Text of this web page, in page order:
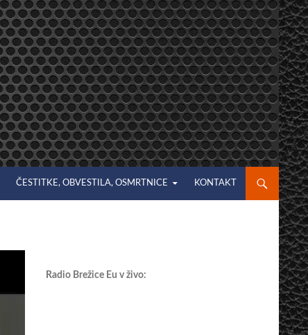
ČESTITKE, OBVESTILA, OSMRTNICE KONTAKT
Radio Brežice Eu v živo: